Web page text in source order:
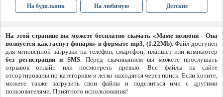
На будильник На любимую Детские
На этой странице вы можете бесплатно скачать «Маме позвони - Она
волнуется как гаснут фонари» в формате mp3, (1.22Mb). Файл доступен
для мгновенной загрузки на телефон, смартфон, планшет или компьютер
без регистрации и SMS. Перед скачиванием вы можете прослушать
отрывок онлайн или посмотреть превью. Все файлы на сайте
отсортированы по категориям и легко находятся через поиск. Если хотите,
можете также загрузить свои файлы и поделиться ими с другими
пользователями. Приятного использования!